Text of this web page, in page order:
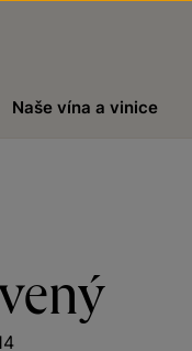
Naše vína a vinice